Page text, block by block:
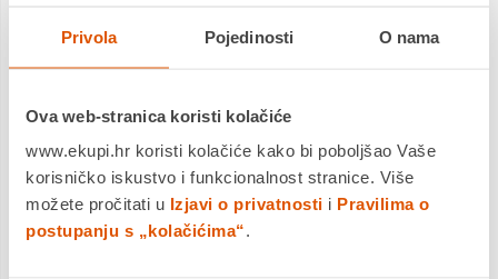
Privola Pojedinosti O nama
Ova web-stranica koristi kolačiće
www.ekupi.hr koristi kolačiće kako bi poboljšao Vaše
korisničko iskustvo i funkcionalnost stranice. Više
možete pročitati u Izjavi o privatnosti i Pravilima o
postupanju s „kolačićima“.
Povrat robe moguć unutar 14
dana
Dostavljamo već od
Usporedite proizvod
Povrat robe moguć unutar 14
Usporedite proizvod